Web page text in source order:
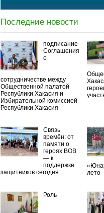
Последние новости
подписание
Соглашения
о
сотрудничестве между
Общественной палатой
Республики Хакасия и
Избирательной комиссией
Республики Хакасия
Связь
времён: от
памяти о
героях ВОВ
— к
поддержке
защитников сегодня
лето
Роль